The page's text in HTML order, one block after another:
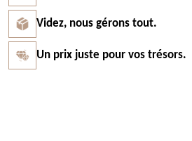
Videz, nous gérons tout.
Un prix juste pour vos trésors.